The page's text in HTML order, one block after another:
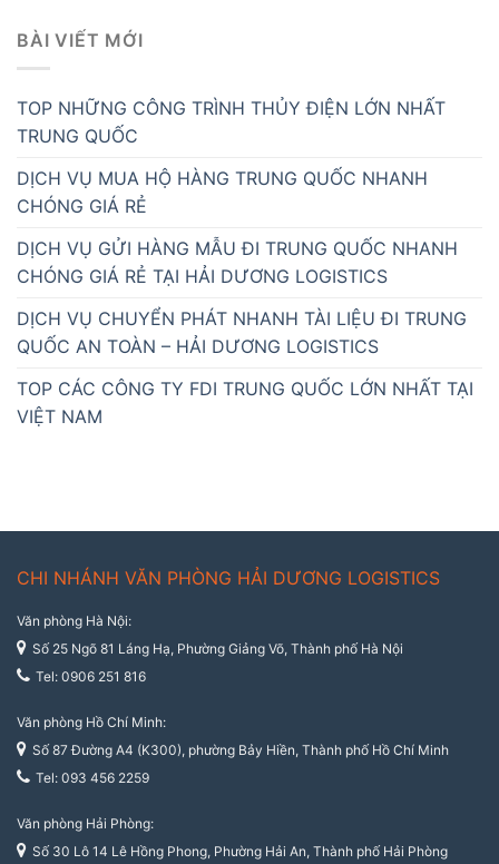
BÀI VIẾT MỚI
TOP NHỮNG CÔNG TRÌNH THỦY ĐIỆN LỚN NHẤT
TRUNG QUỐC
DỊCH VỤ MUA HỘ HÀNG TRUNG QUỐC NHANH
CHÓNG GIÁ RẺ
DỊCH VỤ GỬI HÀNG MẪU ĐI TRUNG QUỐC NHANH
CHÓNG GIÁ RẺ TẠI HẢI DƯƠNG LOGISTICS
DỊCH VỤ CHUYỂN PHÁT NHANH TÀI LIỆU ĐI TRUNG
QUỐC AN TOÀN – HẢI DƯƠNG LOGISTICS
TOP CÁC CÔNG TY FDI TRUNG QUỐC LỚN NHẤT TẠI
VIỆT NAM
CHI NHÁNH VĂN PHÒNG HẢI DƯƠNG LOGISTICS
Văn phòng Hà Nội:
Số 25 Ngõ 81 Láng Hạ, Phường Giảng Võ, Thành phố Hà Nội
Tel: 0906 251 816
Văn phòng Hồ Chí Minh:
Số 87 Đường A4 (K300), phường Bảy Hiền, Thành phố Hồ Chí Minh
Tel: 093 456 2259
Văn phòng Hải Phòng:
Số 30 Lô 14 Lê Hồng Phong, Phường Hải An, Thành phố Hải Phòng